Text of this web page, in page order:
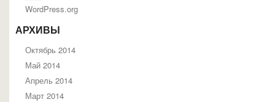
WordPress.org
АРХИВЫ
Октябрь 2014
Май 2014
Апрель 2014
Март 2014